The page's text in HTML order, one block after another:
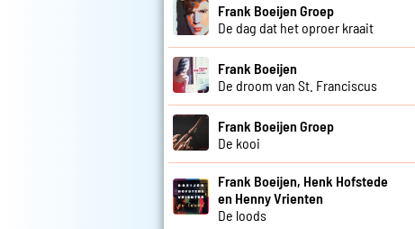
Frank Boeijen Groep
De dag dat het oproer kraait
Frank Boeijen
De droom van St. Franciscus
Frank Boeijen Groep
De kooi
Frank Boeijen, Henk Hofstede
en Henny Vrienten
De loods